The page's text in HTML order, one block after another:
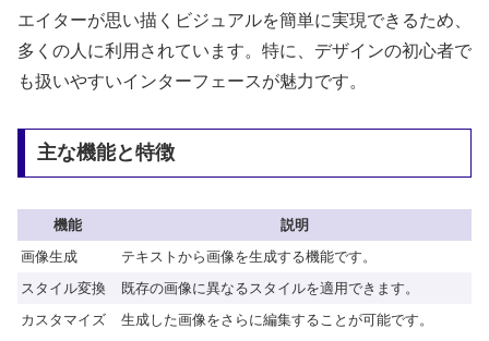
エイターが思い描くビジュアルを簡単に実現できるため、
多くの人に利用されています。特に、デザインの初心者で
も扱いやすいインターフェースが魅力です。
主な機能と特徴
機能
説明
画像生成
テキストから画像を生成する機能です。
スタイル変換
既存の画像に異なるスタイルを適用できます。
カスタマイズ
生成した画像をさらに編集することが可能です。